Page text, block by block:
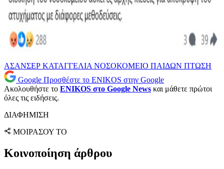
ΑΣΑΝΣΕΡ ΚΑΤΑΓΓΕΛΙΑ ΝΟΣΟΚΟΜΕΙΟ ΠΑΙΔΩΝ ΠΤΩΣΗ
Google Προσθέστε το ENIKOS στην Google
Ακολουθήστε το ENIKOS στο Google News και μάθετε πρώτοι
όλες τις ειδήσεις.
ΔΙΑΦΗΜΙΣΗ
ΜΟΙΡΑΣΟΥ ΤΟ
Κοινοποίηση άρθρου